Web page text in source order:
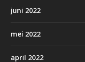
juni 2022
mei 2022
april 2022